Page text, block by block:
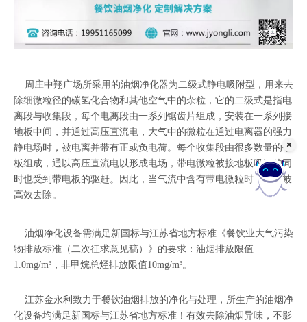
周庄中翔广场所采用的油烟净化器为二级式静电吸附型，用来去
除细微粒径的碳氢化合物和其他空气中的杂粒，它的二级式是指电
离段与收集段，每个电离段由一系列锯齿片组成，安装在一系列接
地板中间，并通过高压直流电，大气中的微粒在通过电离器的强力
静电场时，被电离并带有正或负电荷。每个收集段由很多数量的平
板组成，通以高压直流电以形成电场，带电微粒被接地板吸引的同
时也受到带电板的驱赶。因此，当气流中含有带电微粒时，可以被
高效去除。
油烟净化设备需满足新国标与江苏省地方标准《餐饮业大气污染
物排放标准（二次征求意见稿）》的要求：油烟排放限值
1.0mg/m³，非甲烷总烃排放限值10mg/m³。
江苏金永利致力于餐饮油烟排放的净化与处理，所生产的油烟净
化设备均满足新国标与江苏省地方标准！有效去除油烟异味，不影
在线客服